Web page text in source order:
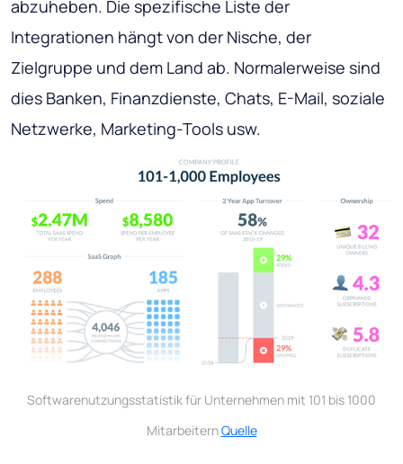
abzuheben. Die spezifische Liste der
Integrationen hängt von der Nische, der
Zielgruppe und dem Land ab. Normalerweise sind
dies Banken, Finanzdienste, Chats, E-Mail, soziale
Netzwerke, Marketing-Tools usw.
Softwarenutzungsstatistik für Unternehmen mit 101 bis 1000
MitarbeiternQuelle